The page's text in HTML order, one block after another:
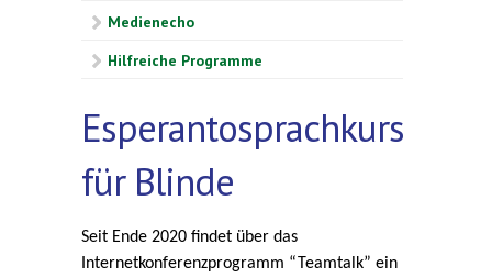
Medienecho
Hilfreiche Programme
Esperantosprachkurs
für Blinde
Seit Ende 2020 findet über das
Internetkonferenzprogramm “Teamtalk” ein